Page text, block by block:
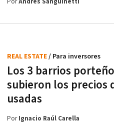
PorAndrés Sanguinetti
Los 3 barrios
subieron los precios
usadas
REAL ESTATE/ Para inversores
PorIgnacio Raúl Carella